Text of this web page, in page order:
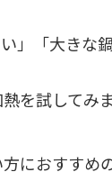
」「大き
を試してみま
におすすめ